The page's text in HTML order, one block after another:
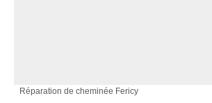
Réparation de cheminée Fericy